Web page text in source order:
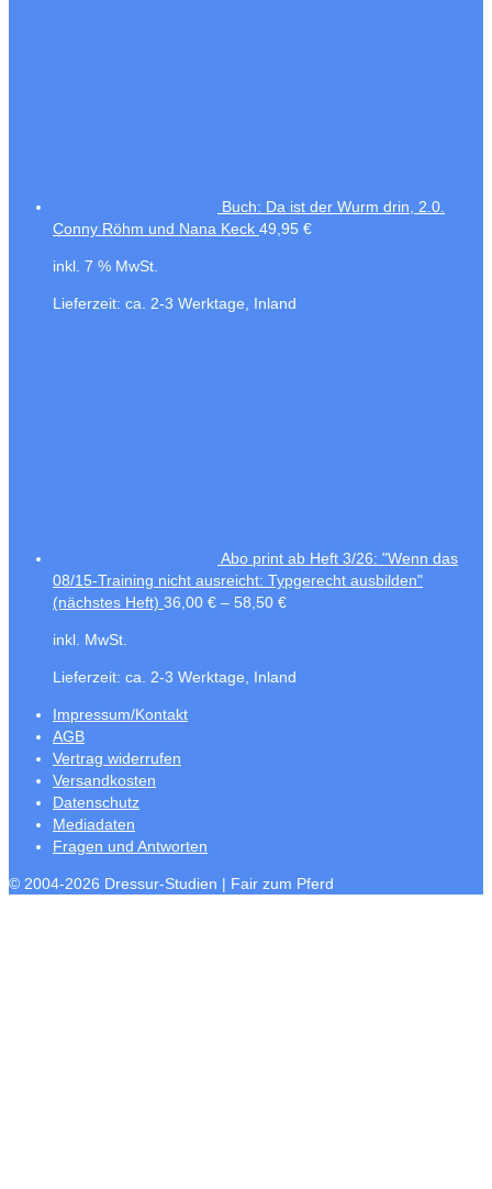
Buch: Da ist der Wurm drin, 2.0.
Conny Röhm und Nana Keck 49,95 €
inkl. 7 % MwSt.
Lieferzeit: ca. 2-3 Werktage, Inland
Abo print ab Heft 3/26: "Wenn das
08/15-Training nicht ausreicht: Typgerecht ausbilden"
(nächstes Heft) 36,00 € – 58,50 €
inkl. MwSt.
Lieferzeit: ca. 2-3 Werktage, Inland
Impressum/Kontakt
AGB
Vertrag widerrufen
Versandkosten
Datenschutz
Mediadaten
Fragen und Antworten
© 2004-2026 Dressur-Studien | Fair zum Pferd